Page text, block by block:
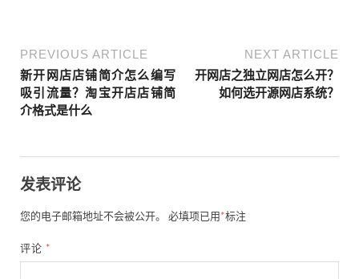
PREVIOUS ARTICLE
新开网店店铺简介怎么编写
吸引流量？淘宝开店店铺简
介格式是什么
NEXT ARTICLE
开网店之独立网店怎么开？
如何选开源网店系统？
发表评论
您的电子邮箱地址不会被公开。 必填项已用 *标注
评论 *